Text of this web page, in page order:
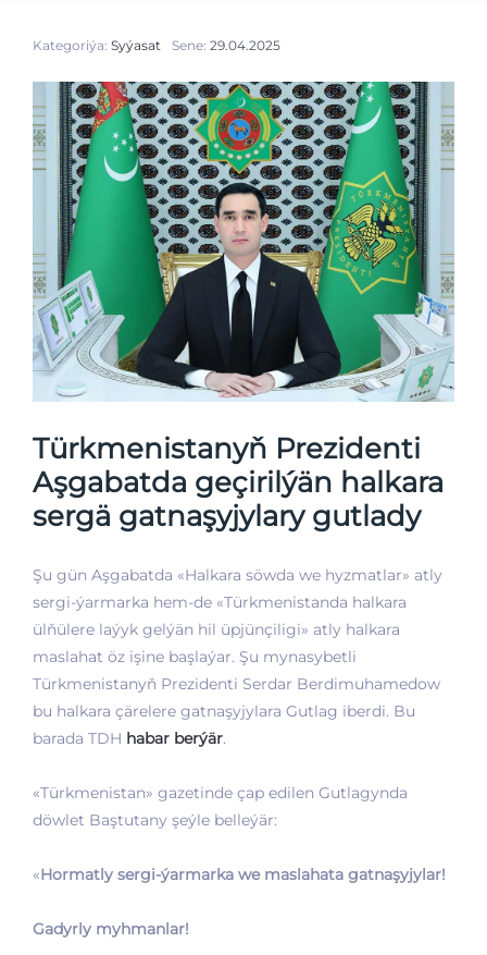
Kategoriýa: Syýasat Sene: 29.04.2025
Türkmenistanyň Prezidenti
Aşgabatda geçirilýän halkara
sergä gatnaşyjylary gutlady
Şu gün Aşgabatda «Halkara söwda we hyzmatlar» atly
sergi-ýarmarka hem-de «Türkmenistanda halkara
ülňülere laýyk gelýän hil üpjünçiligi» atly halkara
maslahat öz işine başlaýar. Şu mynasybetli
Türkmenistanyň Prezidenti Serdar Berdimuhamedow
bu halkara çärelere gatnaşyjylara Gutlag iberdi. Bu
barada TDH habar berýär.
«Türkmenistan» gazetinde çap edilen Gutlagynda
döwlet Baştutany şeýle belleýär:
«Hormatly sergi-ýarmarka we maslahata gatnaşyjylar!
Gadyrly myhmanlar!